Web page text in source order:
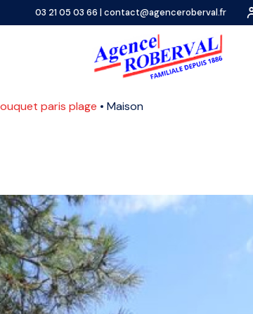
03 21 05 03 66 | contact@agenceroberval.fr
paris plage Maison